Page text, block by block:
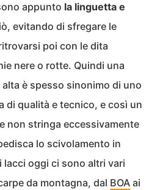
appunto la linguetta e
evitando di sfregare le
poi con le dita
nere o rotte. Quindi una
è spesso sinonimo di uno
di qualità e tecnico, e così un
non stringa eccessivamente
lo scivolamento in
oggi ci sono altri vari
da montagna, dal BOA ai